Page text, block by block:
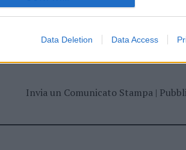
Data Deletion Data Access
Prossimo articolo
Invia un Comunicato Stampa|